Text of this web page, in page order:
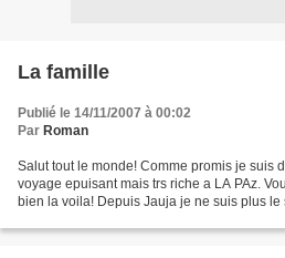
La famille
Publié le 14/11/2007 à 00:02
Par Roman
Salut tout le monde! Comme promis je suis
voyage epuisant mais trs riche a LA PAz.
bien la voila! Depuis Jauja je ne suis plus